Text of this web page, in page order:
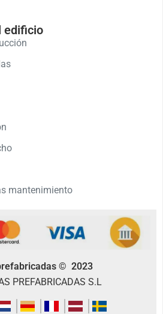
edificio
mantenimiento
© 2023
PREFABRICADAS S.L